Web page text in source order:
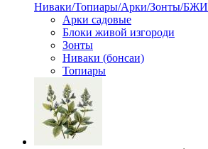
Ниваки/Топиары/Арки/Зонты/БЖИ
Арки садовые
Блоки живой изгороди
Зонты
Ниваки (бонсаи)
Топиары